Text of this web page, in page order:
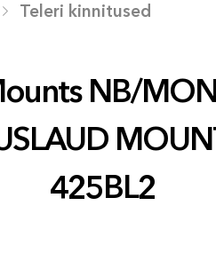
Teleri kinnitused
NB/
425BL2